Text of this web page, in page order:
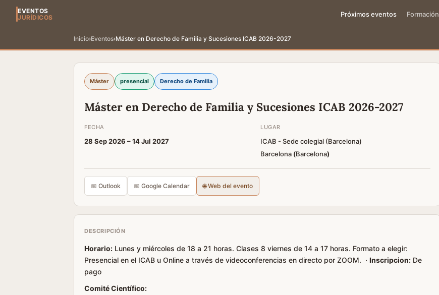
EVENTOS
JURÍDICOS
Próximos eventos Formación
Inicio›Eventos›Máster en Derecho de Familia y Sucesiones ICAB 2026-2027
Máster presencial Derecho de Familia
Máster en Derecho de Familia y Sucesiones ICAB 2026-2027
FECHA
28 Sep 2026 –14 Jul 2027
LUGAR
ICAB - Sede colegial (Barcelona)
Barcelona (Barcelona)
📅 Outlook 📅 Google Calendar 🌐 Web del evento
DESCRIPCIÓN
Horario: Lunes y miércoles de 18 a 21 horas. Clases 8 viernes de 14 a 17 horas. Formato a elegir:
Presencial en el ICAB u Online a través de videoconferencias en directo por ZOOM. · Inscripcion: De
pago
Comité Científico: